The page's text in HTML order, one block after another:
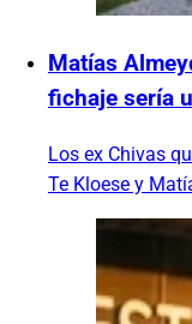
Matías
fichaje sería
Los ex Chivas
Te Kloese y